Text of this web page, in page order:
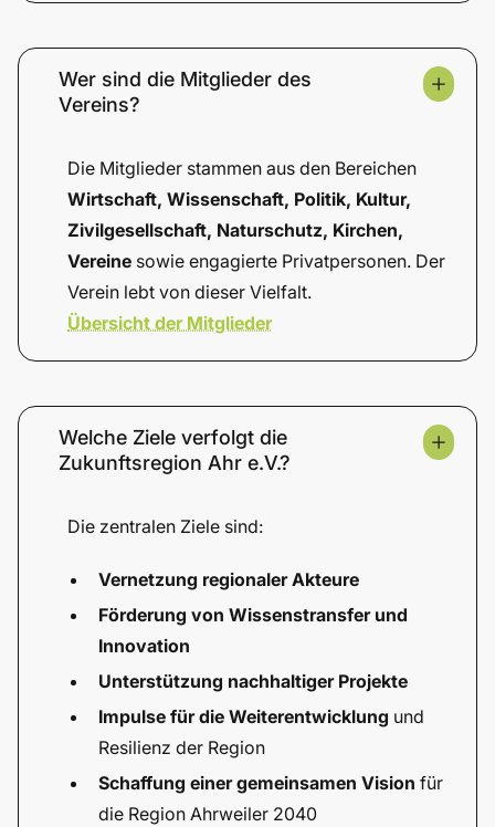
Wer sind die Mitglieder des
Vereins?
Die Mitglieder stammen aus den Bereichen
Wirtschaft, Wissenschaft, Politik, Kultur,
Zivilgesellschaft, Naturschutz, Kirchen,
Vereine sowie engagierte Privatpersonen. Der
Verein lebt von dieser Vielfalt.
Übersicht der Mitglieder
Welche Ziele verfolgt die
Zukunftsregion Ahr e.V.?
Die zentralen Ziele sind:
Vernetzung regionaler Akteure
Förderung von Wissenstransfer und
Innovation
Unterstützung nachhaltiger Projekte
Impulse für die Weiterentwicklung und
Resilienz der Region
Schaffung einer gemeinsamen Vision für
die Region Ahrweiler 2040